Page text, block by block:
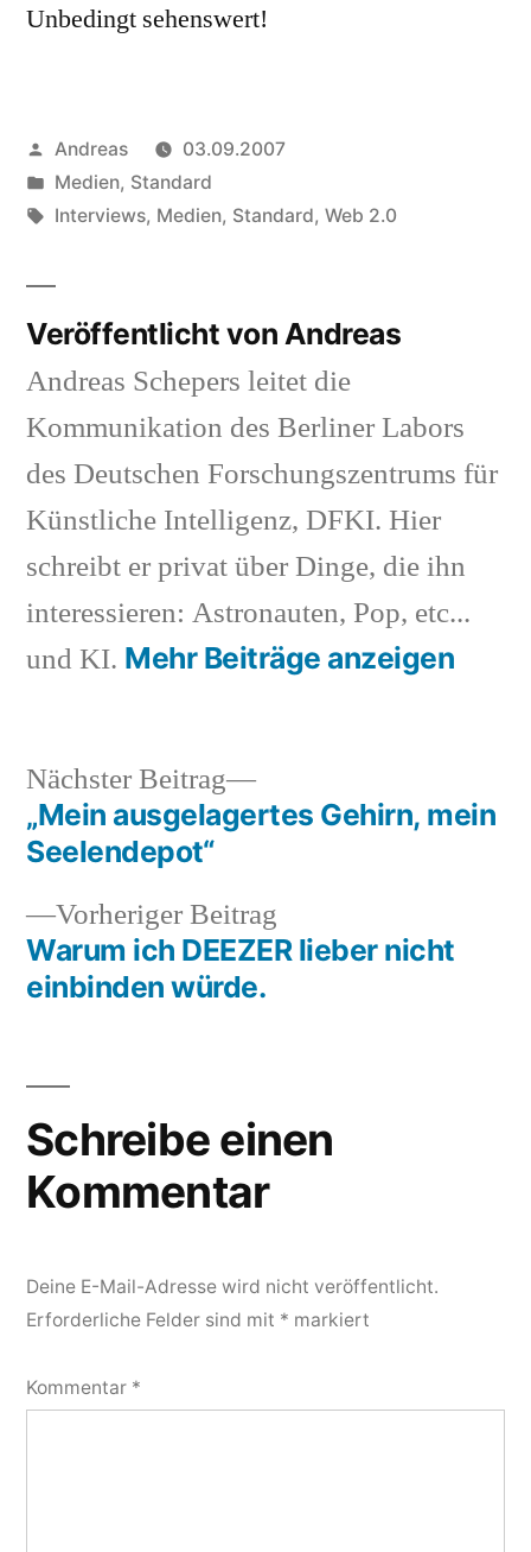
Unbedingt sehenswert!
Veröffentlicht
von
Andreas
03.09.2007
Veröffentlicht
in
Medien, Standard
Schlagwörter:
Interviews, Medien, Standard, Web 2.0
Veröffentlicht von Andreas
Andreas Schepers leitet die
Kommunikation des Berliner Labors
des Deutschen Forschungszentrums für
Künstliche Intelligenz, DFKI. Hier
schreibt er privat über Dinge, die ihn
interessieren: Astronauten, Pop, etc...
und KI. Mehr Beiträge anzeigen
Beitragsnavigation
Vorheriger Beitrag
Beitrag:
Warum ich DEEZER lieber nicht
einbinden würde.
Nächster Beitrag
Nächster
Beitrag:
„Mein ausgelagertes Gehirn, mein
Seelendepot“
Schreibe einen
Kommentar
Deine E-Mail-Adresse wird nicht veröffentlicht.
Erforderliche Felder sind mit * markiert
Kommentar *